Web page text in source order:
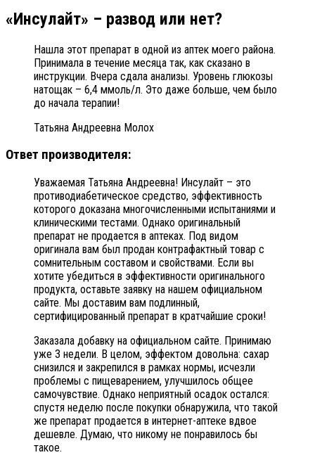
«Инсулайт» – развод или нет?
Нашла этот препарат в одной из аптек моего района.
Принимала в течение месяца так, как сказано в
инструкции. Вчера сдала анализы. Уровень глюкозы
натощак – 6,4 ммоль/л. Это даже больше, чем было
до начала терапии!
Татьяна Андреевна Молох
Ответ производителя:
Уважаемая Татьяна Андреевна! Инсулайт – это
противодиабетическое средство, эффективность
которого доказана многочисленными испытаниями и
клиническими тестами. Однако оригинальный
препарат не продается в аптеках. Под видом
оригинала вам был продан контрафактный товар с
сомнительным составом и свойствами. Если вы
хотите убедиться в эффективности оригинального
продукта, оставьте заявку на нашем официальном
сайте. Мы доставим вам подлинный,
сертифицированный препарат в кратчайшие сроки!
Заказала добавку на официальном сайте. Принимаю
уже 3 недели. В целом, эффектом довольна: сахар
снизился и закрепился в рамках нормы, исчезли
проблемы с пищеварением, улучшилось общее
самочувствие. Однако неприятный осадок остался:
спустя неделю после покупки обнаружила, что такой
же препарат продается в интернет-аптеке вдвое
дешевле. Думаю, что никому не понравилось бы
такое.